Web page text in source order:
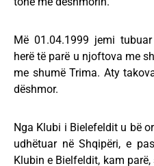
Më 01.04.1999 jemi
herë të parë u njoftova me
me shumë Trima. Aty
dëshmor.
Nga Klubi i Bielefeldit u bë
udhëtuar në Shqipëri, e
Klubin e Bielfeldit, kam